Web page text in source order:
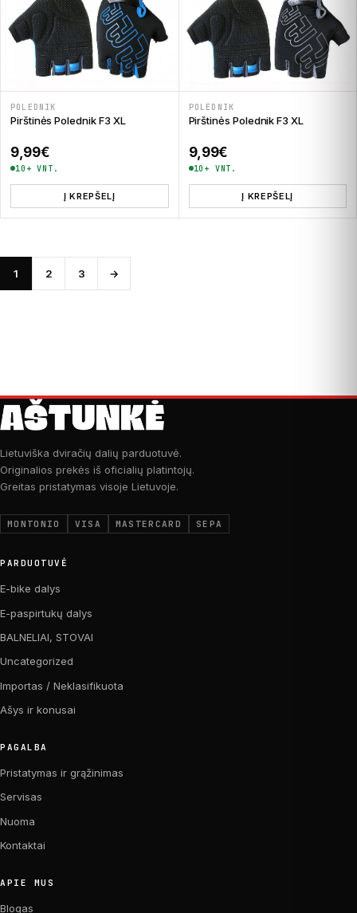
POLEDNIK
Pirštinės Polednik F3 XL
9,99€
10+ VNT.
Į KREPŠELĮ
POLEDNIK
Pirštinės Polednik F3 XL
9,99€
10+ VNT.
Į KREPŠELĮ
1 2 3 →
Lietuviška dviračių dalių parduotuvė.
Originalios prekės iš oficialių platintojų.
Greitas pristatymas visoje Lietuvoje.
MONTONIO VISA MASTERCARD SEPA
PARDUOTUVĖ
E-bike dalys
E-paspirtukų dalys
BALNELIAI, STOVAI
Uncategorized
Importas / Neklasifikuota
Ašys ir konusai
PAGALBA
Pristatymas ir grąžinimas
Servisas
Nuoma
Kontaktai
APIE MUS
Blogas